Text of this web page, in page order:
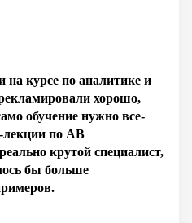
курсе по аналитике и
хорошо,
обучение нужно все-
лекции по АВ
крутой специалист,
бы больше